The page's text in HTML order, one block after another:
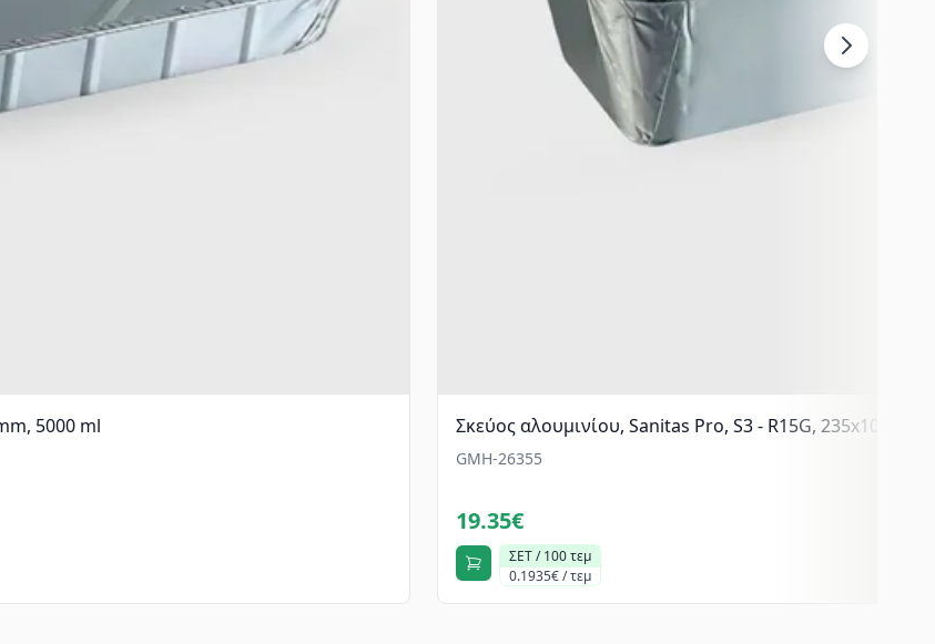
5000 ml Σκεύος αλουμινίου, Sanitas Pro, S3 - R15G,
GMH-26355
19.35€
ΣΕΤ / 100 τεμ
0.1935€ / τεμ